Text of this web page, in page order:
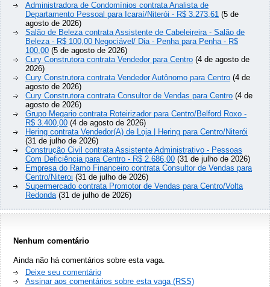
Administradora de Condomínios contrata Analista de
Departamento Pessoal para Icaraí/Niterói - R$ 3.273,61 (5 de
agosto de 2026)
Salão de Beleza contrata Assistente de Cabeleireira - Salão de
Beleza - R$ 100,00 Negociável/ Dia - Penha para Penha - R$
100,00 (5 de agosto de 2026)
Cury Construtora contrata Vendedor para Centro (4 de agosto de
2026)
Cury Construtora contrata Vendedor Autônomo para Centro (4 de
agosto de 2026)
Cury Construtora contrata Consultor de Vendas para Centro (4 de
agosto de 2026)
Grupo Megario contrata Roteirizador para Centro/Belford Roxo -
R$ 3.400,00 (4 de agosto de 2026)
Hering contrata Vendedor(A) de Loja | Hering para Centro/Niterói
(31 de julho de 2026)
Construção Civil contrata Assistente Administrativo - Pessoas
Com Deficiência para Centro - R$ 2.686,00 (31 de julho de 2026)
Empresa do Ramo Financeiro contrata Consultor de Vendas para
Centro/Niteroi (31 de julho de 2026)
Supermercado contrata Promotor de Vendas para Centro/Volta
Redonda(31 de julho de 2026)
Nenhum comentário
Ainda não há comentários sobre esta vaga.
Deixe seu comentário
Assinar aos comentários sobre esta vaga (RSS)